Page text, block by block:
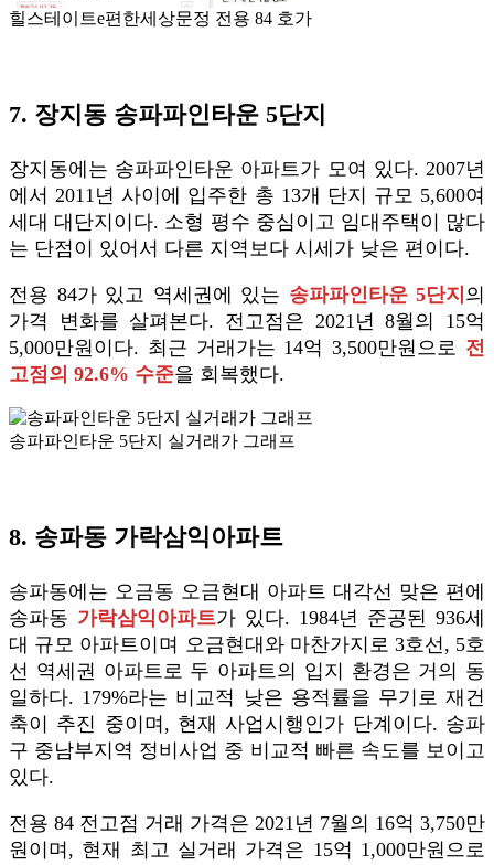
힐스테이트e편한세상문정 전용 84 호가
7. 장지동 송파파인타운 5단지
장지동에는 송파파인타운 아파트가 모여 있다. 2007년
에서 2011년 사이에 입주한 총 13개 단지 규모 5,600여
세대 대단지이다. 소형 평수 중심이고 임대주택이 많다
는 단점이 있어서 다른 지역보다 시세가 낮은 편이다.
전용 84가 있고 역세권에 있는 송파파인타운 5단지 의
가격 변화를 살펴본다. 전고점은 2021년 8월의 15억
5,000만원이다. 최근 거래가는 14억 3,500만원으로 전
고점의 92.6% 수준을 회복했다.
송파파인타운 5단지 실거래가 그래프
8. 송파동 가락삼익아파트
송파동에는 오금동 오금현대 아파트 대각선 맞은 편에
송파동 가락삼익아파트가 있다. 1984년 준공된 936세
대 규모 아파트이며 오금현대와 마찬가지로 3호선, 5호
선 역세권 아파트로 두 아파트의 입지 환경은 거의 동
일하다. 179%라는 비교적 낮은 용적률을 무기로 재건
축이 추진 중이며, 현재 사업시행인가 단계이다. 송파
구 중남부지역 정비사업 중 비교적 빠른 속도를 보이고
있다.
전용 84 전고점 거래 가격은 2021년 7월의 16억 3,750만
원이며, 현재 최고 실거래 가격은 15억 1,000만원으로